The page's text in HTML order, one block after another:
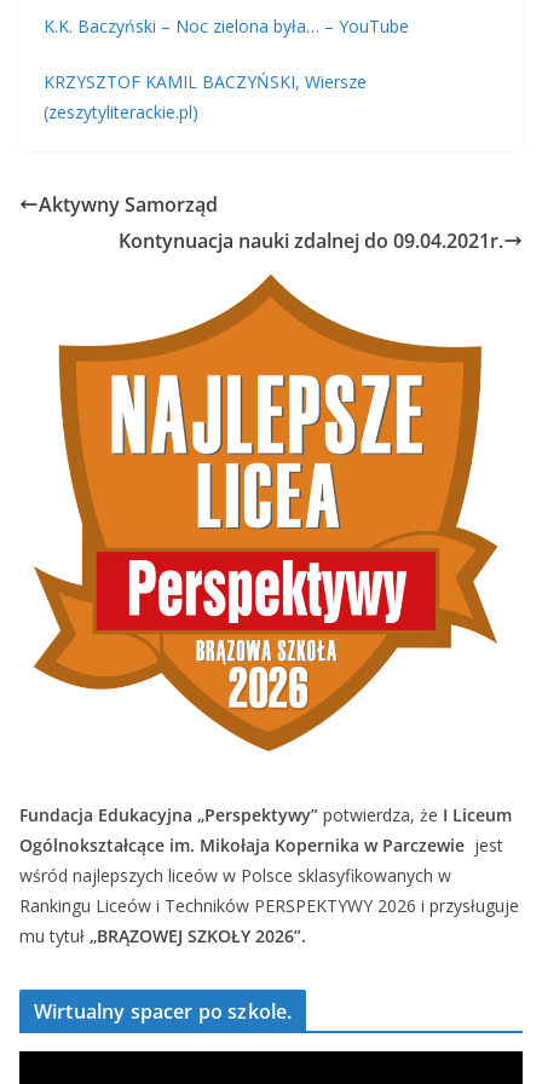
K.K. Baczyński – Noc zielona była… – YouTube
KRZYSZTOF KAMIL BACZYŃSKI, Wiersze
(zeszytyliterackie.pl)
Aktywny Samorząd
Kontynuacja nauki zdalnej do 09.04.2021r.
Fundacja Edukacyjna „Perspektywy” potwierdza, że I Liceum
Ogólnokształcące im. Mikołaja Kopernika w Parczewie jest
wśród najlepszych liceów w Polsce sklasyfikowanych w
Rankingu Liceów i Techników PERSPEKTYWY 2026 i przysługuje
mu tytuł „BRĄZOWEJ SZKOŁY 2026”.
Wirtualny spacer po szkole.